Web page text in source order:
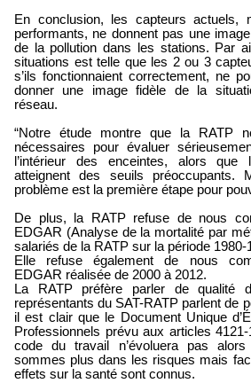
En conclusion, les capteurs actuels,
performants, ne donnent pas une
de la pollution dans les stations. Par
situations est telle que les 2 ou 3
s’ils fonctionnaient correctement, ne
donner une image fidèle de la
réseau.
“Notre étude montre que la RATP
nécessaires pour évaluer
l’intérieur des enceintes, alors que
atteignent des seuils préoccupants.
problème est la première étape pour
De plus, la RATP refuse de nous
EDGAR (Analyse de la mortalité par
salariés de la RATP sur la période 1980-
Elle refuse également de nous
EDGAR réalisée de 2000 à 2012.
La RATP préfère parler de qualité
représentants du SAT-RATP parlent de
il est clair que le Document Unique
Professionnels prévu aux articles
code du travail n’évoluera pas
sommes plus dans les risques mais
effets sur la santé sont connus.